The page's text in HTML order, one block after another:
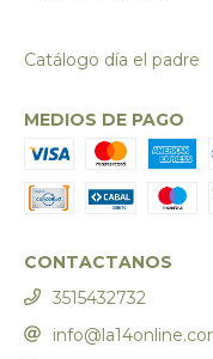
Catálogo día el padre
MEDIOS DE PAGO
CONTACTANOS
3515432732